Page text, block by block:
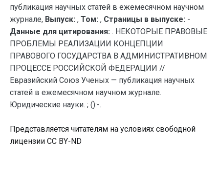
публикация научных статей в ежемесячном научном
журнале, Выпуск: , Том: , Страницы в выпуске: -
Данные для цитирования: . НЕКОТОРЫЕ ПРАВОВЫЕ
ПРОБЛЕМЫ РЕАЛИЗАЦИИ КОНЦЕПЦИИ
ПРАВОВОГО ГОСУДАРСТВА В АДМИНИСТРАТИВНОМ
ПРОЦЕССЕ РОССИЙСКОЙ ФЕДЕРАЦИИ //
Евразийский Союз Ученых — публикация научных
статей в ежемесячном научном журнале.
Юридические науки. ; ():-.
Представляется читателям на условиях свободной
лицензии CC BY-ND